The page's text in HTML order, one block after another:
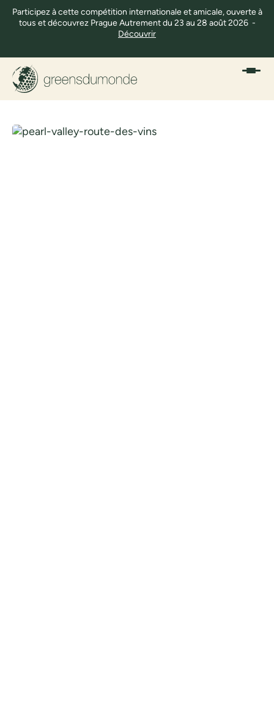
Participez à cette compétition internationale et amicale, ouverte à
tous et découvrez Prague Autrement du 23 au 28 août 2026 -
Découvrir